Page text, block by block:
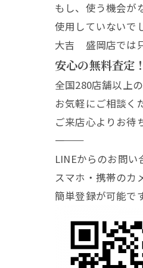
もし、使う機会が
使用していないで
大吉 盛岡店では
安心の無料査定
全国280店舗以上
お気軽にご相談く
ご来店心よりお待
―――――――
LINEからのお問い
スマホ・携帯のカ
簡単登録が可能で